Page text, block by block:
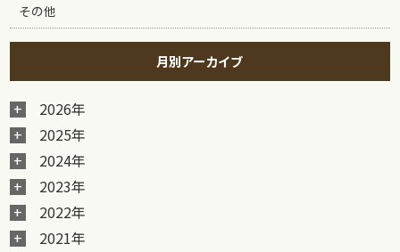
その他
月別アーカイブ
2026年
2025年
2024年
2023年
2022年
2021年